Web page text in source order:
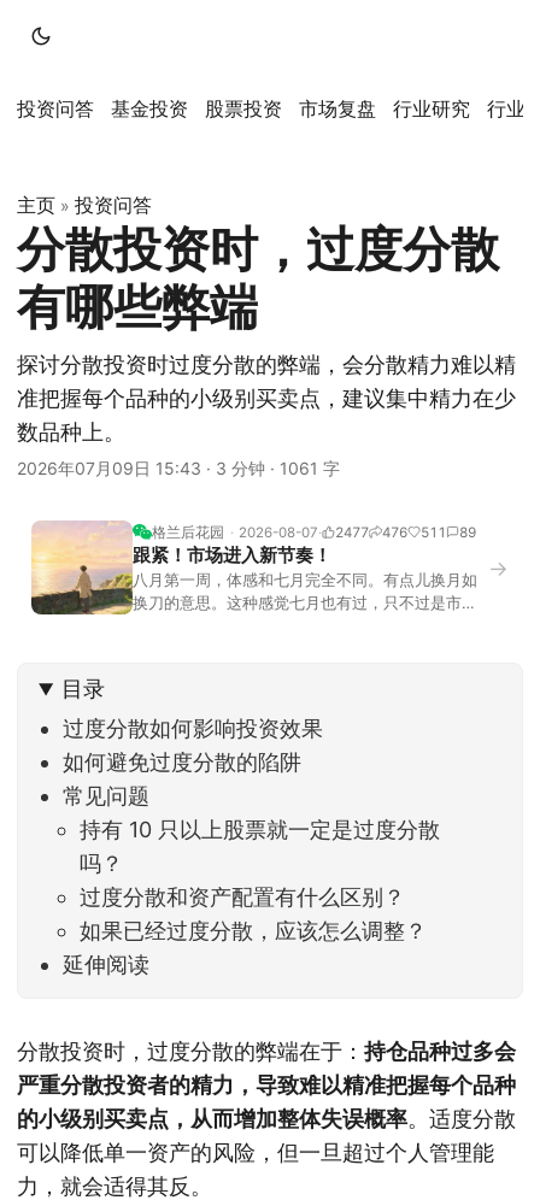
投资问答 基金投资 股票投资 市场复盘 行业研究 行业
主页 » 投资问答
分散投资时，过度分散
有哪些弊端
探讨分散投资时过度分散的弊端，会分散精力难以精
准把握每个品种的小级别买卖点，建议集中精力在少
数品种上。
2026年07月09日 15:43 · 3 分钟 · 1061 字
格兰后花园 2026-08-07 2477 476 511 89
跟紧！市场进入新节奏！
八月第一周，体感和七月完全不同。有点儿换月如
换刀的意思。这种感觉七月也有过，只不过是市场
家感受到了春天般的暖风。指数涨了百点，交易额
回暖到2
→
目录
过度分散如何影响投资效果
如何避免过度分散的陷阱
常见问题
持有 10 只以上股票就一定是过度分散
吗？
过度分散和资产配置有什么区别？
如果已经过度分散，应该怎么调整？
延伸阅读
分散投资时，过度分散的弊端在于： 持仓品种过多会
严重分散投资者的精力，导致难以精准把握每个品种
的小级别买卖点，从而增加整体失误概率。适度分散
可以降低单一资产的风险，但一旦超过个人管理能
力，就会适得其反。